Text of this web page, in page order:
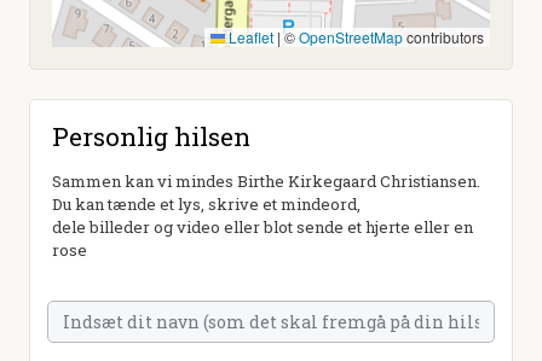
Leaflet |©OpenStreetMapcontributors
Personlig hilsen
Sammen kan vi mindes Birthe Kirkegaard Christiansen.
Du kan tænde et lys, skrive et mindeord,
dele billeder og video eller blot sende et hjerte eller en
rose